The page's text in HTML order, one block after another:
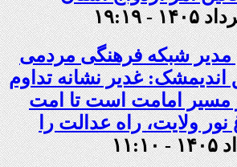
مدیر شبکه فرهنگی مردمی
غدیر نشانه تداوم
امامت است تا امت
نور ولایت، راه عدالت را